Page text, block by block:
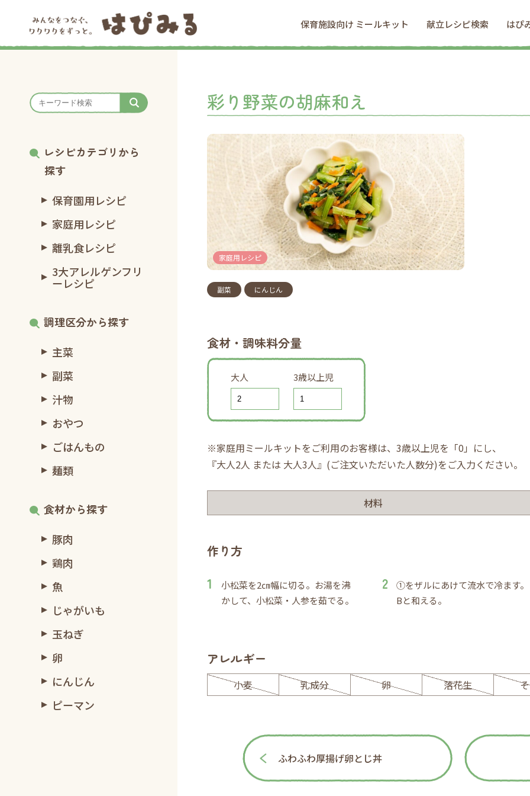
保育施設向け ミールキット 献立レシピ検索 はぴ
レシピカテゴリから
探す
保育園用レシピ
家庭用レシピ
離乳食レシピ
3大アレルゲンフリ
ーレシピ
調理区分から探す
主菜
副菜
汁物
おやつ
ごはんもの
麺類
食材から探す
豚肉
鶏肉
魚
じゃがいも
玉ねぎ
卵
にんじん
ピーマン
彩り野菜の胡麻和え
家庭用レシピ
副菜 にんじん
食材・調味料分量
大人 3歳以上児
※家庭用ミールキットをご利用のお客様は、3歳以上児を「0」にし、
『大人2人 または 大人3人』(ご注文いただいた人数分)をご入力ください。
材料
作り方
小松菜を2㎝幅に切る。お湯を沸
かして、小松菜・人参を茹でる。
①をザルにあけて流水で冷ます。
Bと和える。
アレルギー
小麦 乳成分 卵 落花生
ふわふわ厚揚げ卵とじ丼